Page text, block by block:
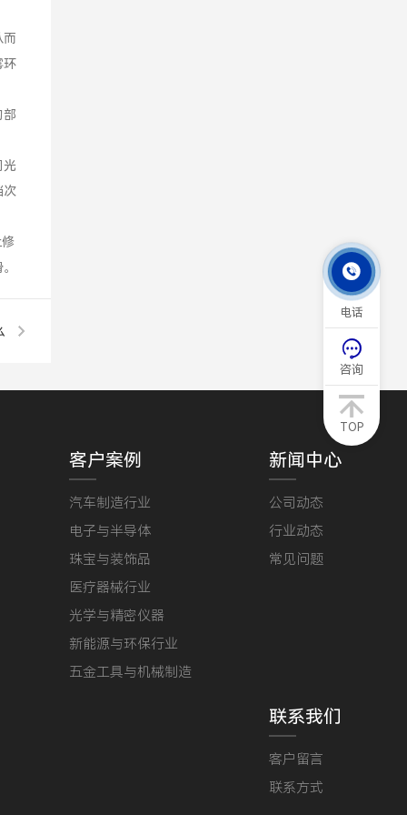
而
环
部
光
次
客户案例
汽车制造行业
电子与半导体
珠宝与装饰品
医疗器械行业
光学与精密仪器
新能源与环保行业
五金工具与机械制造
新闻中心
公司动态
行业动态
常见问题
联系我们
客户留言
联系方式

电话

咨询
TOP